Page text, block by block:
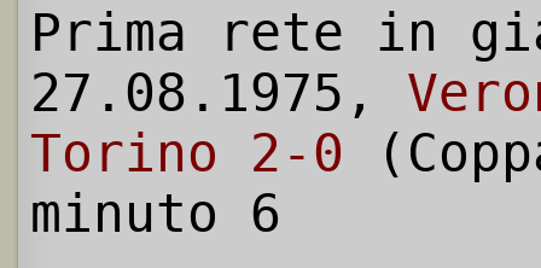
Prima rete in
27.08.1975,
Torino 2-0
minuto 6